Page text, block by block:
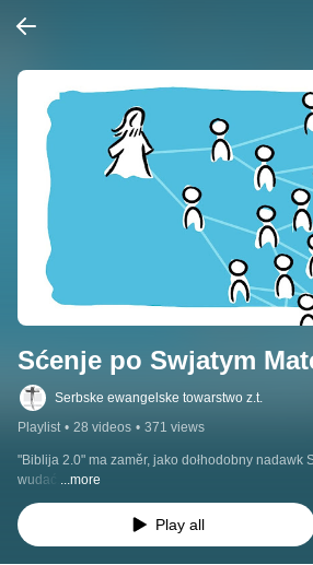
Sćenje po Swjatym
Serbske ewangelske towarstwo z.t.
Playlist • 28 videos • 371 views
"Biblija 2.0" ma zaměr, jako dołhodobny nadawk
wudać. ...more
Play all